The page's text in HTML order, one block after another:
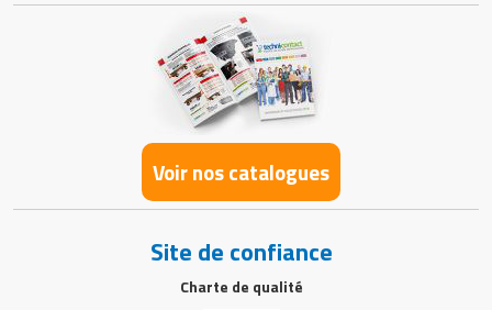
Voir nos catalogues
Site de confiance
Charte de qualité